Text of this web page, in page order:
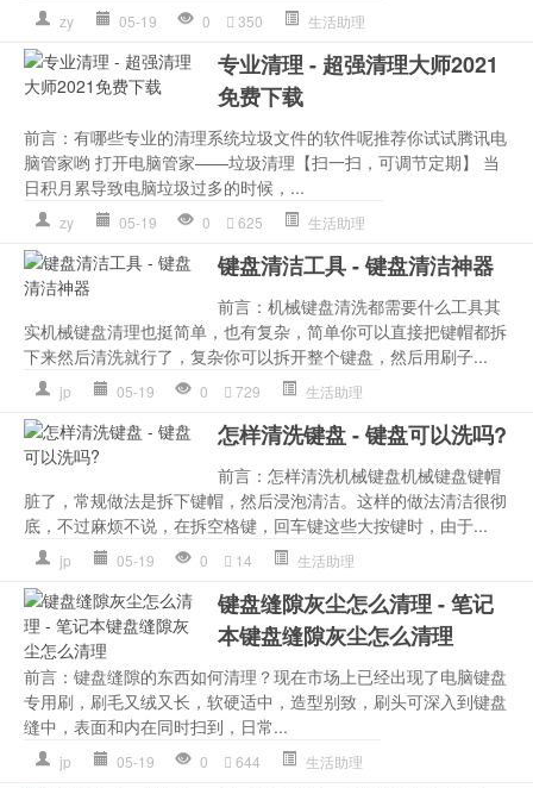
zy 05-19 0 350 生活助理
专业清理 - 超强清理大师2021
免费下载
前言：有哪些专业的清理系统垃圾文件的软件呢推荐你试试腾讯电
脑管家哟 打开电脑管家——垃圾清理【扫一扫，可调节定期】 当
日积月累导致电脑垃圾过多的时候，...
zy 05-19 0 625 生活助理
键盘清洁工具 - 键盘清洁神器
前言：机械键盘清洗都需要什么工具其
实机械键盘清理也挺简单，也有复杂，简单你可以直接把键帽都拆
下来然后清洗就行了，复杂你可以拆开整个键盘，然后用刷子...
jp 05-19 0 729 生活助理
怎样清洗键盘 - 键盘可以洗吗?
前言：怎样清洗机械键盘机械键盘键帽
脏了，常规做法是拆下键帽，然后浸泡清洁。这样的做法清洁很彻
底，不过麻烦不说，在拆空格键，回车键这些大按键时，由于...
jp 05-19 0 14 生活助理
键盘缝隙灰尘怎么清理 - 笔记
本键盘缝隙灰尘怎么清理
前言：键盘缝隙的东西如何清理？现在市场上已经出现了电脑键盘
专用刷，刷毛又绒又长，软硬适中，造型别致，刷头可深入到键盘
缝中，表面和内在同时扫到，日常...
jp 05-19 0 644 生活助理